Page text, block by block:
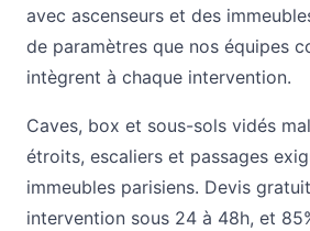
avec ascenseurs et des
de paramètres que nos équipes
intègrent à chaque intervention.
Caves, box et sous-sols vidés
étroits, escaliers et passages
immeubles parisiens. Devis
intervention sous 24 à 48h, et